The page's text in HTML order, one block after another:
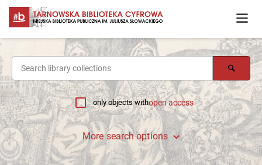
only objects withopen access
More search options